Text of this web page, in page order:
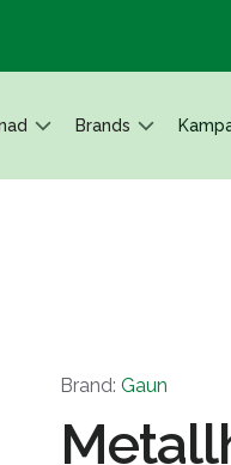
Brands
Brand: Gaun